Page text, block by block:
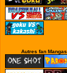
Autres fan Mangas